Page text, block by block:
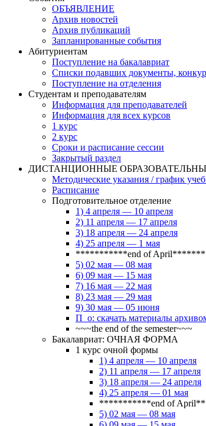
ОБЪЯВЛЕНИЕ
Архив новостей
Архив публикаций
Запланированные события
Абитуриентам
Поступление на бакалавриат
Списки подавших документы,
Поступление на отделения
Студентам и преподавателям
Информация для преподавателей
Информация для всех курсов
1 курс
2 курс
Сроки и расписание сессии
Закрытый раздел
ДИСТАНЦИОННЫЕ
Методические указания / график
Расписание
Подготовительное отделение
1) 4 апреля — 10 апреля
2) 11 апреля — 17 апреля
3) 18 апреля — 24 апреля
4) 25 апреля — 1 мая
***********end of
5) 02 мая — 08 мая
6) 09 мая — 15 мая
7) 16 мая — 22 мая
8) 23 мая — 29 мая
9) 30 мая — 05 июня
П_о: скачать материалы
~~~the end of the semester~~~
Бакалавриат: ОЧНАЯ ФОРМА
1 курс очной формы
1) 4 апреля — 10 апреля
2) 11 апреля — 17 апреля
3) 18 апреля — 24 апреля
4) 25 апреля — 01 мая
***********end of
5) 02 мая — 08 мая